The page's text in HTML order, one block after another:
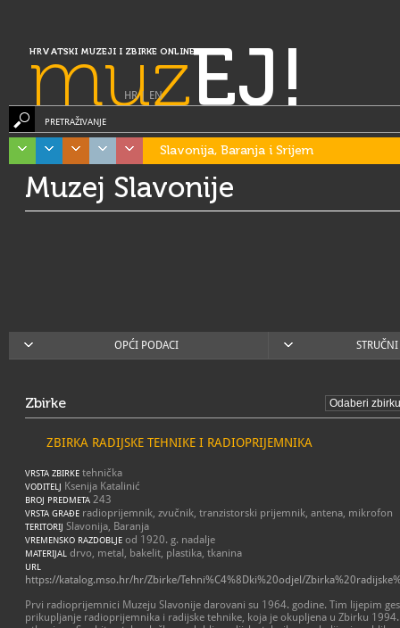
HRVATSKI MUZEJI I ZBIRKE ONLINE
muzEJ!
HR| EN
PRETRAŽIVANJE
Slavonija, Baranja i Srijem
Muzej Slavonije
OPĆI PODACI
Zbirke
ZBIRKA RADIJSKE TEHNIKE I RADIOPRIJEMNIKA
VRSTA ZBIRKE tehnička
VODITELJ Ksenija Katalinić
BROJ PREDMETA 243
VRSTA GRAĐE radioprijemnik, zvučnik, tranzistorski prijemnik, antena, mikrofon
TERITORIJ Slavonija, Baranja
VREMENSKO RAZDOBLJE od 1920. g. nadalje
MATERIJAL drvo, metal, bakelit, plastika, tkanina
URL
https://katalog.mso.hr/hr/Zbirke/Tehni%C4%8Dki%20odjel/
Prvi radioprijemnici Muzeju Slavonije darovani su 1964. godine. Tim lijepim
prikupljanje radioprijemnika i radijske tehnike, koja je okupljena u Zbirku